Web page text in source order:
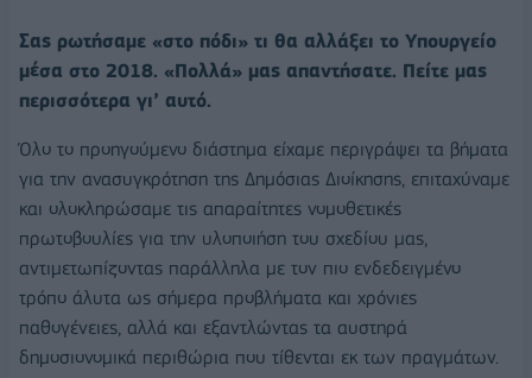
Σας ρωτήσαμε «στο πόδι» τι θα αλλάξει το Υπουργείο
μέσα στο 2018. «Πολλά» μας απαντήσατε. Πείτε μας
περισσότερα γι’ αυτό.
Όλο το προηγούμενο διάστημα είχαμε περιγράψει τα βήματα
για την ανασυγκρότηση της Δημόσιας Διοίκησης, επιταχύναμε
και ολοκληρώσαμε τις απαραίτητες νομοθετικές
πρωτοβουλίες για την υλοποιήση του σχεδίου μας,
αντιμετωπίζοντας παράλληλα με τον πιο ενδεδειγμένο
τρόπο άλυτα ως σήμερα προβλήματα και χρόνιες
παθογένειες, αλλά και εξαντλώντας τα αυστηρά
δημοσιονομικά περιθώρια που τίθενται εκ των πραγμάτων.